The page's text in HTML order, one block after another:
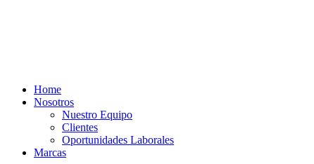
Home
Nosotros
Nuestro Equipo
Clientes
Oportunidades Laborales
Marcas